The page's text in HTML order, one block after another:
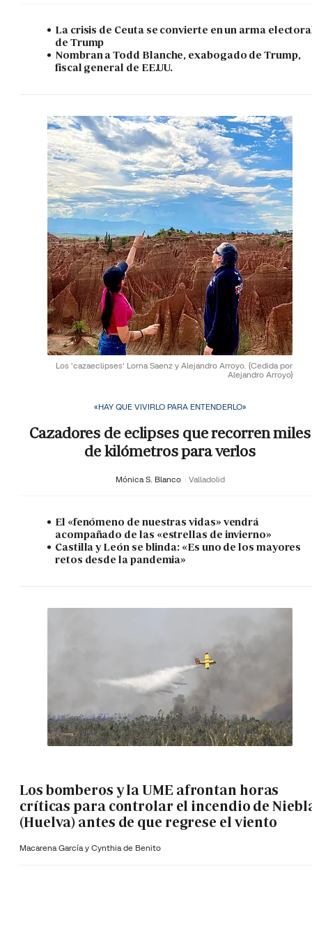
La crisis de Ceuta se convierte en un arma
de Trump
Nombran a Todd Blanche, exabogado de Trump,
fiscal general de EE.UU.
Los 'cazaeclipses' Lorna Saenz y Alejandro Arroyo. (Cedida por
Alejandro Arroyo)
«HAY QUE VIVIRLO PARA ENTENDERLO»
Cazadores de eclipses que recorren miles
de kilómetros para verlos
Mónica S. Blanco Valladolid
El «fenómeno de nuestras vidas» vendrá
acompañado de las «estrellas de invierno»
Castilla y León se blinda: «Es uno de los mayores
retos desde la pandemia»
Los bomberos y la UME afrontan horas
críticas para controlar el incendio de
(Huelva) antes de que regrese el viento
Macarena García y Cynthia de Benito